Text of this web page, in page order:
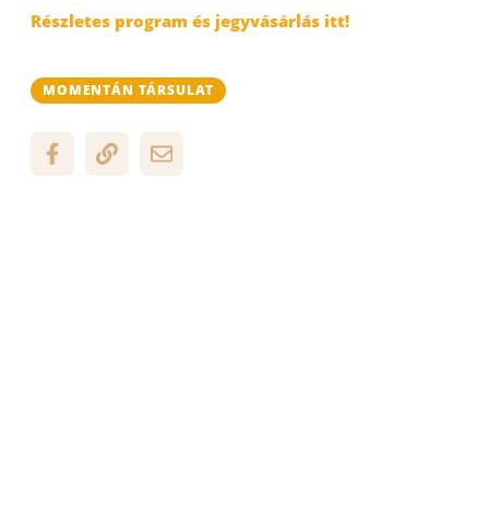
Részletes program és jegyvásárlás itt!
MOMENTÁN TÁRSULAT